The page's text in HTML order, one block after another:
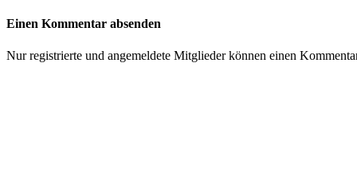
Einen Kommentar absenden
Nur registrierte und angemeldete Mitglieder können einen